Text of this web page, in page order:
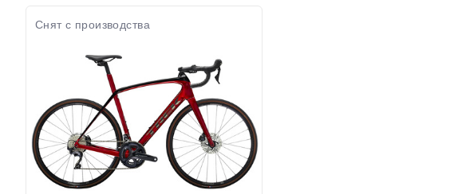
Снят с производства